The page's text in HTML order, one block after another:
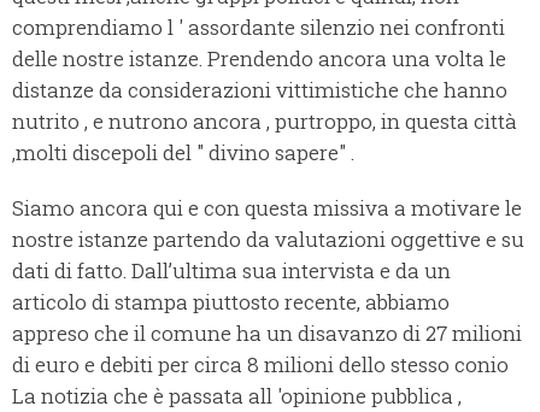
comprendiamo l ' assordante silenzio nei confronti
delle nostre istanze. Prendendo ancora una volta le
distanze da considerazioni vittimistiche che hanno
nutrito , e nutrono ancora , purtroppo, in questa città
,molti discepoli del " divino sapere" .
Siamo ancora qui e con questa missiva a motivare le
nostre istanze partendo da valutazioni oggettive e su
dati di fatto. Dall’ultima sua intervista e da un
articolo di stampa piuttosto recente, abbiamo
appreso che il comune ha un disavanzo di 27 milioni
di euro e debiti per circa 8 milioni dello stesso conio
La notizia che è passata all 'opinione pubblica ,